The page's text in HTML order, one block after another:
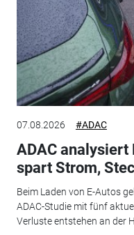
07.08.2026 #ADAC
ADAC analysiert
spart Strom,
Beim Laden von E-Autos
ADAC-Studie mit fünf
Verluste entstehen an der